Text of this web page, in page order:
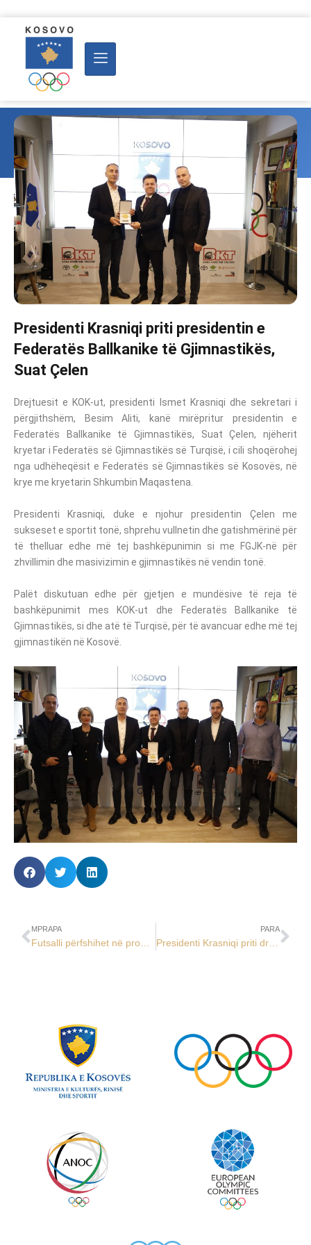
Presidenti Krasniqi priti presidentin e
Federatës Ballkanike të Gjimnastikës,
Suat Çelen
Drejtuesit e KOK-ut, presidenti Ismet Krasniqi dhe sekretari i
përgjithshëm, Besim Aliti, kanë mirëpritur presidentin e
Federatës Ballkanike të Gjimnastikës, SuatÇelen, njëherit
kryetar i Federatës së Gjimnastikës së Turqisë, i cili shoqërohej
nga udhëheqësit e Federatës së Gjimnastikës së Kosovës, në
krye me kryetarin Shkumbin Maqastena.
Presidenti Krasniqi, duke e njohur presidentin Çelen me
sukseset e sportit tonë, shprehu vullnetin dhe gatishmërinë për
të thelluar edhe më tej bashkëpunimin si me FGJK-në për
zhvillimin dhe masivizimin e gjimnastikës në vendin tonë.
Palët diskutuan edhe për gjetjen e mundësive të reja të
bashkëpunimit mes KOK-ut dhe Federatës Ballkanike të
Gjimnastikës, si dhe atë të Turqisë, për të avancuar edhe më tej
gjimnastikën në Kosovë.
MPRAPA
Futsalli përfshihet në programin e Lojërave Mesdhetare Prishtina 2030
PARA
Presidenti Krasniqi priti drejtuesit e IESF dhe EEF